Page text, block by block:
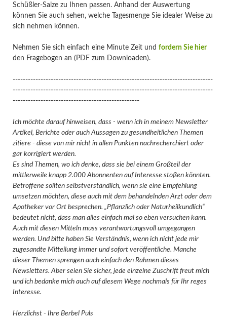
Schüßler-Salze zu Ihnen passen. Anhand der Auswertung
können Sie auch sehen, welche Tagesmenge Sie idealer Weise zu
sich nehmen können.
Nehmen Sie sich einfach eine Minute Zeit und fordern Sie hier
den Fragebogen an (PDF zum Downloaden).
-------------------------------------------------------------------------------
-------------------------------------------------------------------------------
--------------------------------------------------
Ich möchte darauf hinweisen, dass - wenn ich in meinem Newsletter
Artikel, Berichte oder auch Aussagen zu gesundheitlichen Themen
zitiere - diese von mir nicht in allen Punkten nachrecherchiert oder
gar korrigiert werden.
Es sind Themen, wo ich denke, dass sie bei einem Großteil der
mittlerweile knapp 2.000 Abonnenten auf Interesse stoßen könnten.
Betroffene sollten selbstverständlich, wenn sie eine Empfehlung
umsetzen möchten, diese auch mit dem behandelnden Arzt oder dem
Apotheker vor Ort besprechen. „Pflanzlich oder Naturheilkundlich“
bedeutet nicht, dass man alles einfach mal so eben versuchen kann.
Auch mit diesen Mitteln muss verantwortungsvoll umgegangen
werden. Und bitte haben Sie Verständnis, wenn ich nicht jede mir
zugesandte Mitteilung immer und sofort veröffentliche. Manche
dieser Themen sprengen auch einfach den Rahmen dieses
Newsletters. Aber seien Sie sicher, jede einzelne Zuschrift freut mich
und ich bedanke mich auch auf diesem Wege nochmals für Ihr reges
Interesse.
Herzlichst - Ihre Berbel Puls